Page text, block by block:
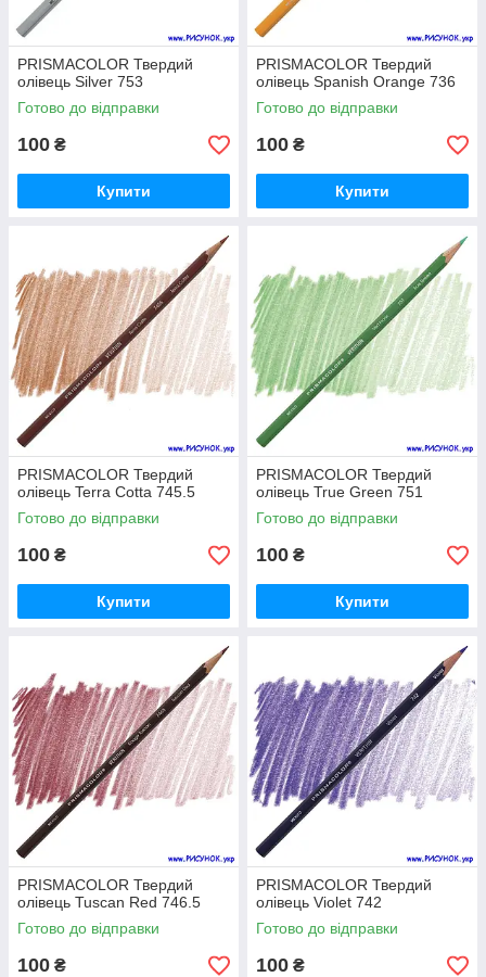
PRISMACOLOR Твердий
олівець Silver 753
Готово до відправки
100 ₴
Купити
PRISMACOLOR Твердий
олівець Spanish Orange 736
Готово до відправки
100 ₴
Купити
PRISMACOLOR Твердий
олівець Terra Cotta 745.5
Готово до відправки
100 ₴
Купити
PRISMACOLOR Твердий
олівець True Green 751
Готово до відправки
100 ₴
Купити
PRISMACOLOR Твердий
олівець Tuscan Red 746.5
Готово до відправки
100 ₴
PRISMACOLOR Твердий
олівець Violet 742
Готово до відправки
100 ₴